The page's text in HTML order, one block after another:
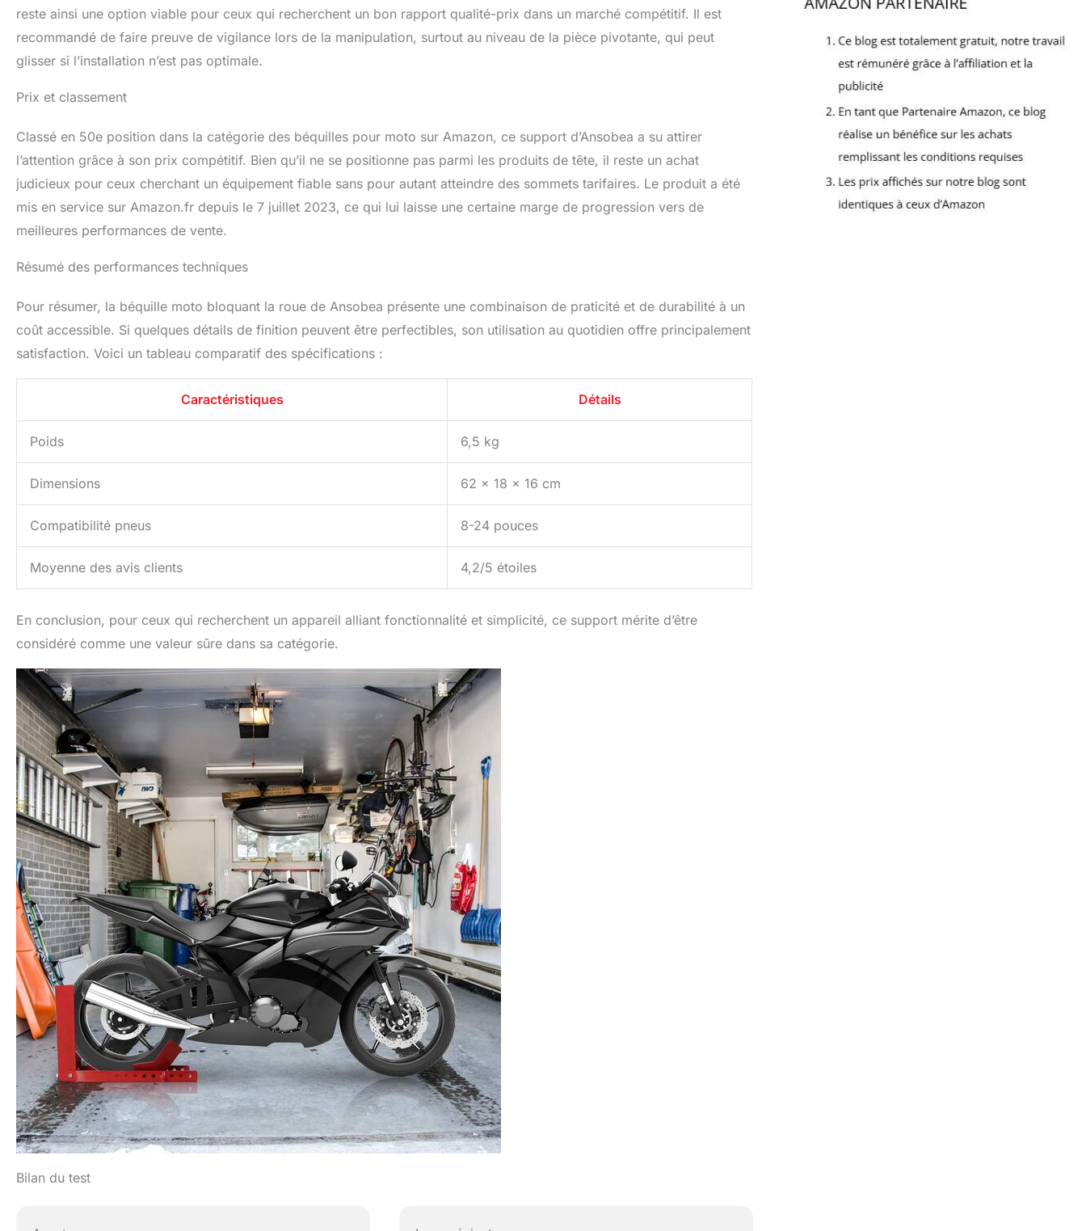
reste ainsi une option viable pour ceux qui recherchent un bon rapport qualité-prix dans un marché compétitif. Il est
recommandé de faire preuve de vigilance lors de la manipulation, surtout au niveau de la pièce pivotante, qui peut
glisser si l’installation n’est pas optimale.
Prix et classement
Classé en 50e position dans la catégorie des béquilles pour moto sur Amazon, ce support d’Ansobea a su attirer
l’attention grâce à son prix compétitif. Bien qu’il ne se positionne pas parmi les produits de tête, il reste un achat
judicieux pour ceux cherchant un équipement fiable sans pour autant atteindre des sommets tarifaires. Le produit a été
mis en service sur Amazon.fr depuis le 7 juillet 2023, ce qui lui laisse une certaine marge de progression vers de
meilleures performances de vente.
Résumé des performances techniques
Pour résumer, la béquille moto bloquant la roue de Ansobea présente une combinaison de praticité et de durabilité à un
coût accessible. Si quelques détails de finition peuvent être perfectibles, son utilisation au quotidien offre principalement
satisfaction. Voici un tableau comparatif des spécifications :
Caractéristiques Détails
Poids 6,5 kg
Dimensions 62 x 18 x 16 cm
Compatibilité pneus 8-24 pouces
Moyenne des avis clients 4,2/5 étoiles
En conclusion, pour ceux qui recherchent un appareil alliant fonctionnalité et simplicité, ce support mérite d’être
considéré comme une valeur sûre dans sa catégorie.
Bilan du test